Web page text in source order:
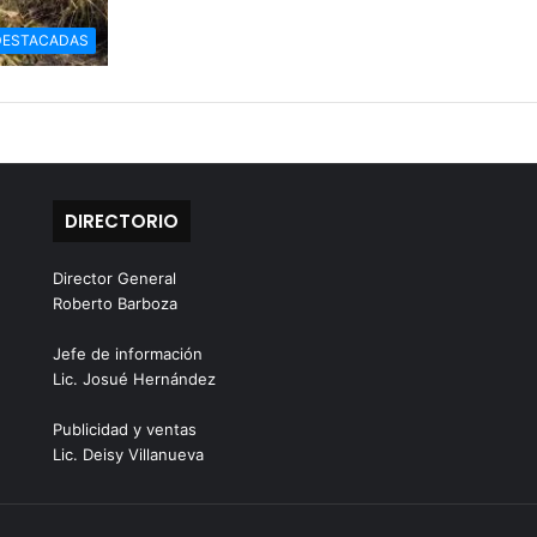
DIRECTORIO
Director General
Roberto Barboza
Jefe de información
Lic. Josué Hernández
Publicidad y ventas
Lic. Deisy Villanueva